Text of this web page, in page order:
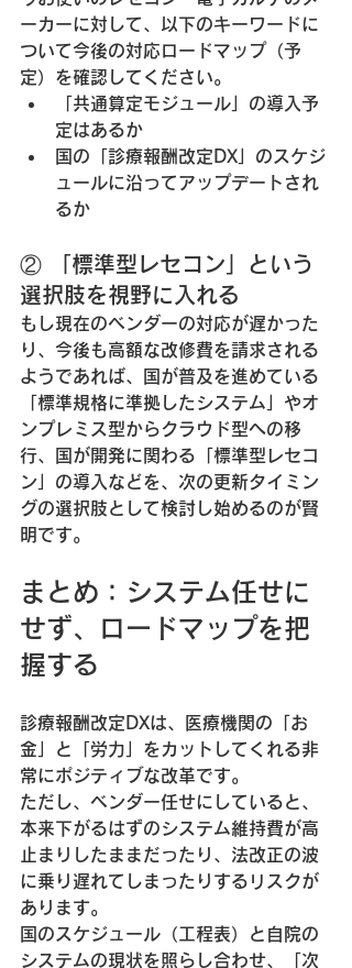
ーカーに対して、以下のキーワードに
ついて今後の対応ロードマップ（予
定）を確認してください。
「共通算定モジュール」の導入予
定はあるか
国の「診療報酬改定DX」のスケジ
ュールに沿ってアップデートされ
るか
② 「標準型レセコン」という
選択肢を視野に入れる
もし現在のベンダーの対応が遅かった
り、今後も高額な改修費を請求される
ようであれば、国が普及を進めている
「標準規格に準拠したシステム」やオ
ンプレミス型からクラウド型への移
行、国が開発に関わる「標準型レセコ
ン」の導入などを、次の更新タイミン
グの選択肢として検討し始めるのが賢
明です。
まとめ：システム任せに
せず、ロードマップを把
握する
診療報酬改定DXは、医療機関の「お
金」と「労力」をカットしてくれる非
常にポジティブな改革です。
ただし、ベンダー任せにしていると、
本来下がるはずのシステム維持費が高
止まりしたままだったり、法改正の波
に乗り遅れてしまったりするリスクが
あります。
国のスケジュール（工程表）と自院の
システムの現状を照らし合わせ、「次